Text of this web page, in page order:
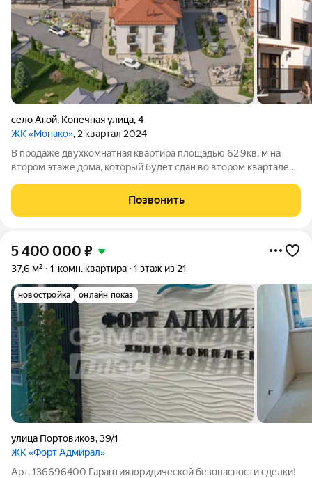
село Агой, Конечная улица,4
ЖК «Монако», 2 квартал 2024
В продаже двухкомнатная квартира площадью 62,9кв. м на
втором этаже дома, который будет сдан во втором квартале
«Монако». Комплекс находится в Туапсинском районе рядом с
Чёрным морем: до живописного
Позвонить
5 400 000 ₽
37,6 м² 1-комн. квартира 1 этаж из 21
новостройка онлайн показ
улица Портовиков,39/1
ЖК «Форт Адмирал»
Арт. 136696400 Гарантия юридической безопасности сделки!